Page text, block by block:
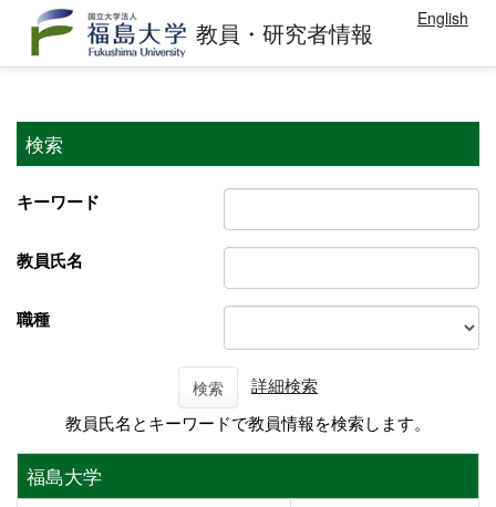
教員・研究者情報 English
検索
キーワード
教員氏名
職種
検索
詳細検索
教員氏名とキーワードで教員情報を検索します。
福島大学